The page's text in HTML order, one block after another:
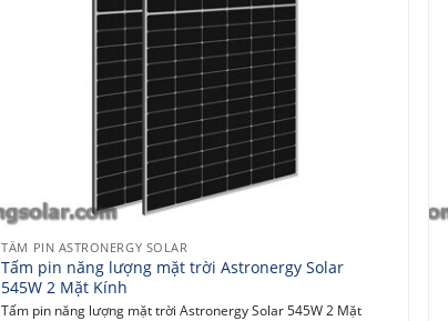
TẤM PIN ASTRONERGY SOLAR
Tấm pin năng lượng mặt trời Astronergy Solar
545W 2 Mặt Kính
Tấm pin năng lượng mặt trời Astronergy Solar 545W 2 Mặt